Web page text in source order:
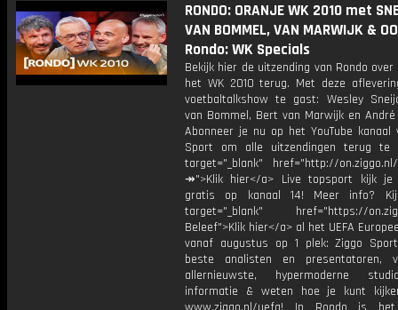
RONDO: ORANJE WK 2010 met
VAN BOMMEL, VAN MARWIJK &
Rondo: WK Specials
Bekijk hier de uitzending van Rondo over
het WK 2010 terug. Met deze
voetbaltalkshow te gast: Wesley
van Bommel, Bert van Marwijk en
Abonneer je nu op het YouTube kanaal
Sport om alle uitzendingen terug te
target="_blank" href="http://
↠">Klik hier</a> Live topsport kijk je
gratis op kanaal 14! Meer info?
target="_blank" href="https://
Beleef">Klik hier</a> al het UEFA
vanaf augustus op 1 plek: Ziggo
beste analisten en presentatoren,
allernieuwste, hypermoderne
informatie & weten hoe je kunt